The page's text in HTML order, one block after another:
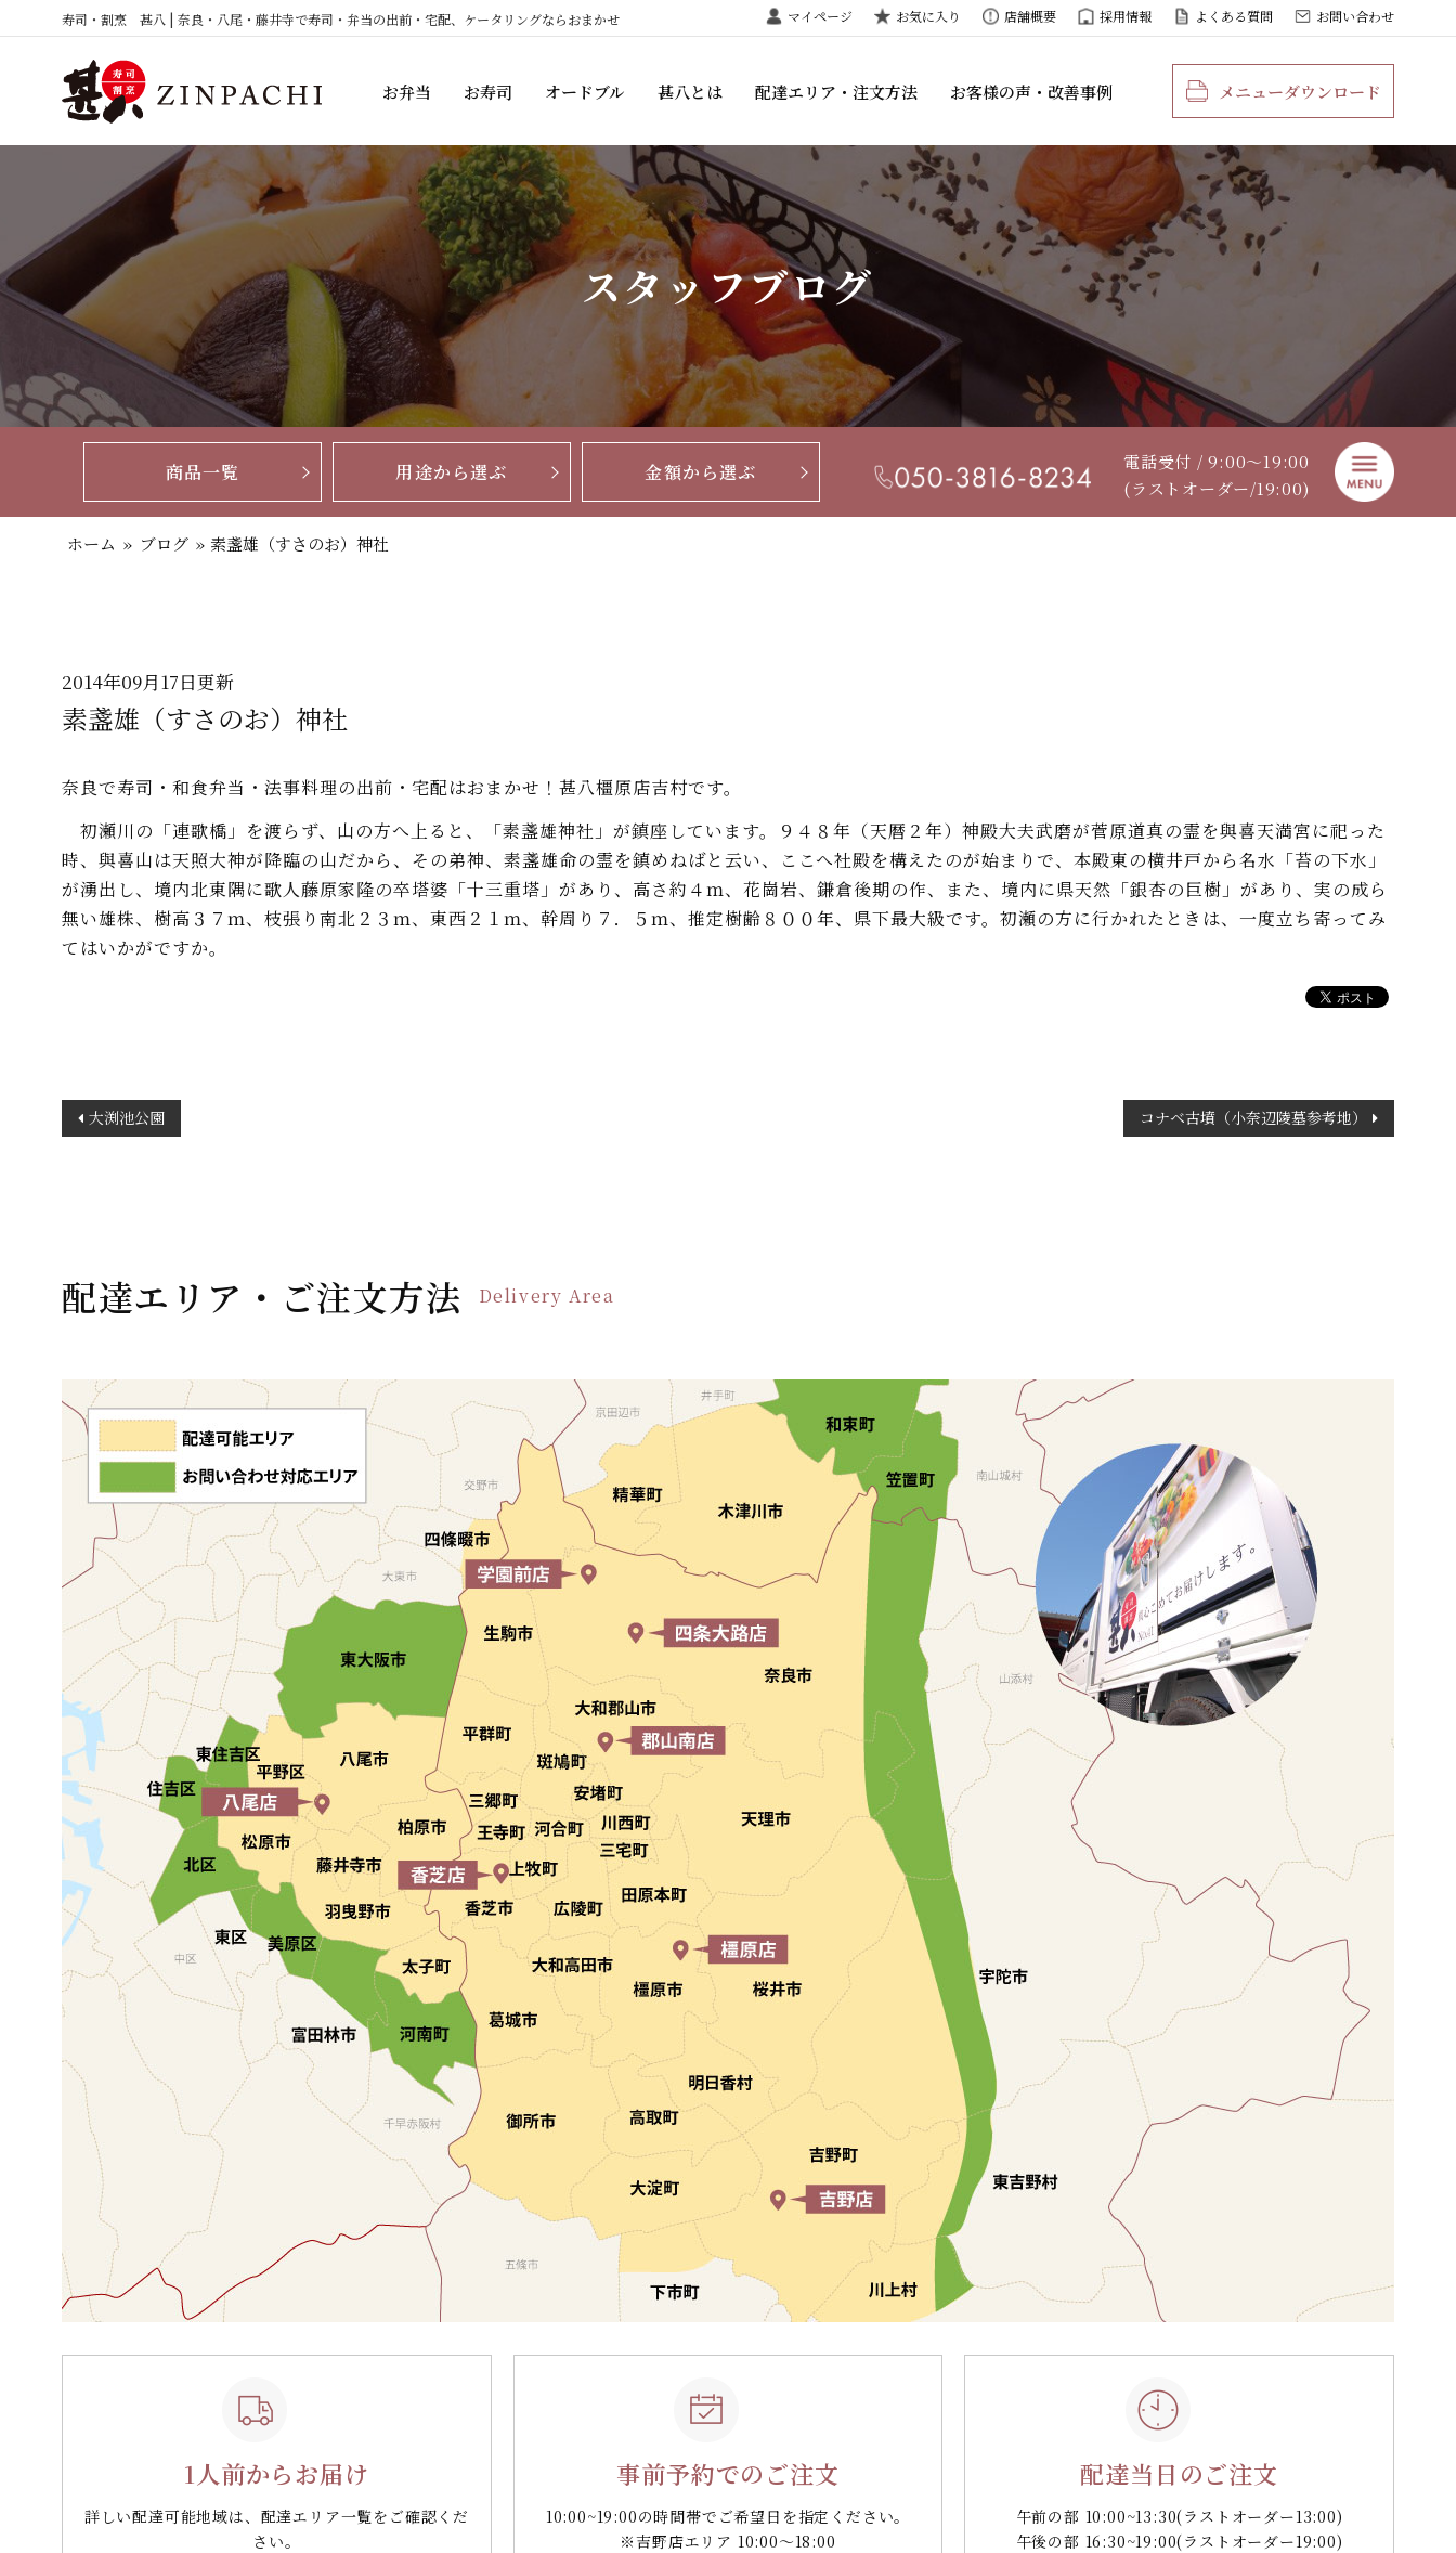
ン
プ
寿司・割烹 甚八 | 奈良・八尾・藤井寺で寿司・弁当の出前・宅配、ケータリングならおまかせ マイページ お気に入り 店舗概要 採用情報 よくある質問 お問い合わせ
お弁当 お寿司 オードブル 甚八とは 配達エリア・注文方法 お客様の声・改善事例 メニューダウンロード
スタッフブログ
商品一覧 用途から選ぶ 金額から選ぶ
電話受付 / 9:00〜19:00
(ラストオーダー/19:00)
ホーム » ブログ » 素盞雄（すさのお）神社
2014年09月17日更新
素盞雄（すさのお）神社
奈良で寿司・和食弁当・法事料理の出前・宅配はおまかせ！甚八橿原店吉村です。
初瀬川の「連歌橋」を渡らず、山の方へ上ると、「素盞雄神社」が鎮座しています。９４８年（天暦２年）神殿大夫武磨が菅原道真の霊を與喜天満宮に祀った
時、與喜山は天照大神が降臨の山だから、その弟神、素盞雄命の霊を鎮めねばと云い、ここへ社殿を構えたのが始まりで、本殿東の横井戸から名水「苔の下水」
が湧出し、境内北東隅に歌人藤原家隆の卒塔婆「十三重塔」があり、高さ約４ｍ、花崗岩、鎌倉後期の作、また、境内に県天然「銀杏の巨樹」があり、実の成ら
無い雄株、樹高３７ｍ、枝張り南北２３ｍ、東西２１ｍ、幹周り７．５ｍ、推定樹齢８００年、県下最大級です。初瀬の方に行かれたときは、一度立ち寄ってみ
てはいかがですか。
稿
シ
ョ
大渕池公園 コナベ古墳（小奈辺陵墓参考地）
配達エリア・ご注文方法 Delivery Area
1人前からお届け
詳しい配達可能地域は、配達エリア一覧をご確認くだ
さい。
事前予約でのご注文
10:00~19:00の時間帯で ご希望日を指定ください。
※吉野店エリア 10:00～18:00
配達当日のご注文
午前の部 10:00~13:30(ラストオーダー13:00)
午後の部 16:30~19:00(ラストオーダー19:00)